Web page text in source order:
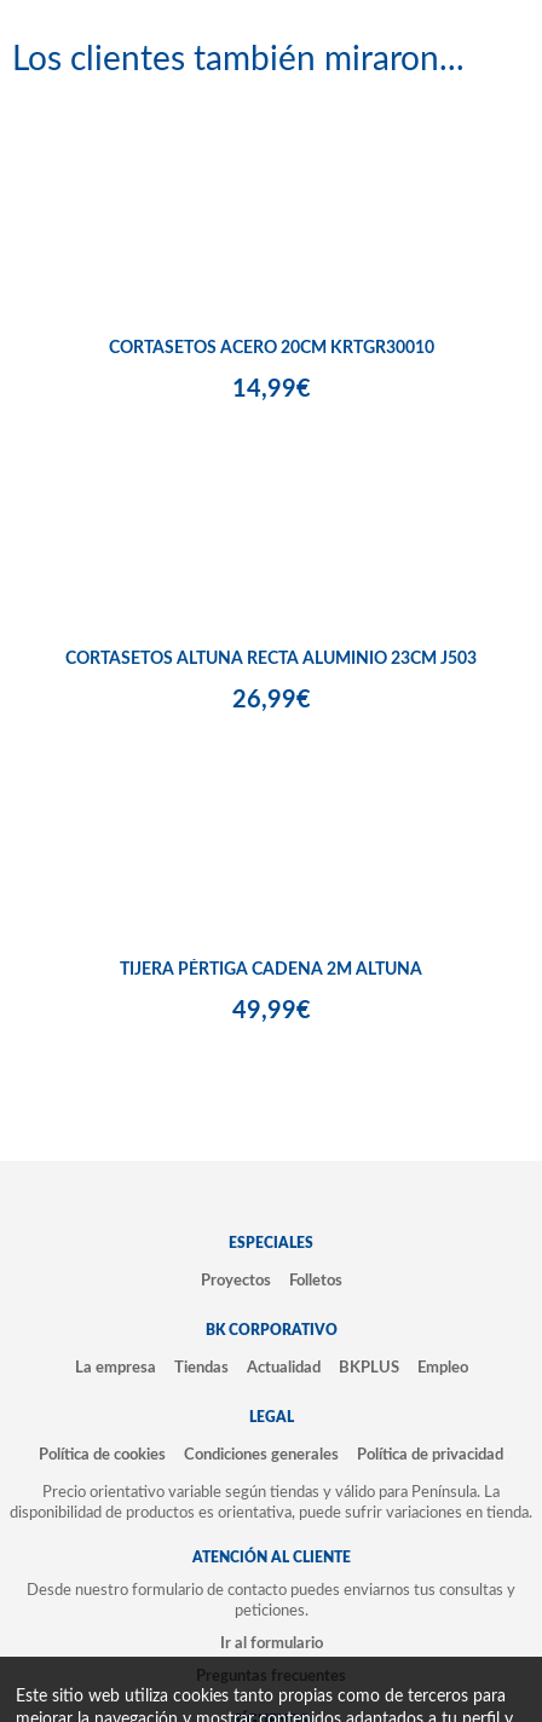
Los clientes también miraron...
CORTASETOS ACERO 20CM KRTGR30010
14,99€
CORTASETOS ALTUNA RECTA ALUMINIO 23CM J503
26,99€
TIJERA PÉRTIGA CADENA 2M ALTUNA
49,99€
ESPECIALES
Proyectos Folletos
BK CORPORATIVO
La empresa Tiendas Actualidad BKPLUS Empleo
LEGAL
Política de cookies Condiciones generales Política de privacidad
Precio orientativo variable según tiendas y válido para Península. La
disponibilidad de productos es orientativa, puede sufrir variaciones en tienda.
ATENCIÓN AL CLIENTE
Desde nuestro formulario de contacto puedes enviarnos tus consultas y
peticiones.
Ir al formulario
Preguntas frecuentes
Este sitio web utiliza cookies tanto propias como de terceros para